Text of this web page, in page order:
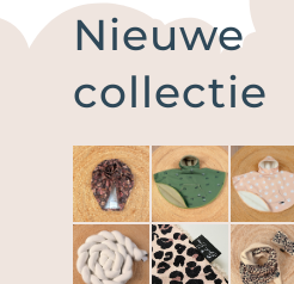
Nieuwe
collectie